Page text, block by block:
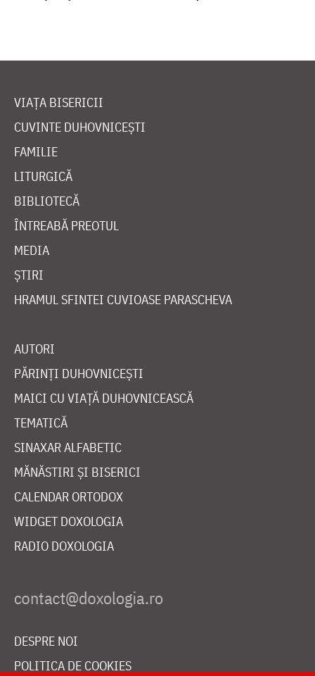
VIAȚA BISERICII
CUVINTE DUHOVNICEȘTI
FAMILIE
LITURGICĂ
BIBLIOTECĂ
ÎNTREABĂ PREOTUL
MEDIA
ȘTIRI
HRAMUL SFINTEI CUVIOASE PARASCHEVA
AUTORI
PĂRINȚI DUHOVNICEȘTI
MAICI CU VIAȚĂ DUHOVNICEASCĂ
TEMATICĂ
SINAXAR ALFABETIC
MĂNĂSTIRI ȘI BISERICI
CALENDAR ORTODOX
WIDGET DOXOLOGIA
RADIO DOXOLOGIA
DESPRE NOI
POLITICA DE COOKIES